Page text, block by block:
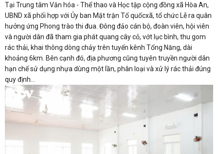
Tại Trung tâm Văn hóa - Thể thao và Học tập cộng đồng xã Hòa An,
UBND xã phối hợp với Ủy ban Mặt trận Tổ quốcxã, tổ chức Lễ ra quân
hưởng ứng Phong trào thi đua. Đông đảo cán bộ, đoàn viên, hội viên
và người dân đã tham gia phát quang cây cỏ, vớt lục bình, thu gom
rác thải, khai thông dòng chảy trên tuyến kênh Tổng Năng, dài
khoảng 6km. Bên cạnh đó, địa phương cũng tuyên truyền người dân
hạn chế sử dụng nhựa dùng một lần, phân loại và xử lý rác thải đúng
quy định...